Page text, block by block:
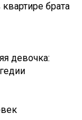
брата
девочка: